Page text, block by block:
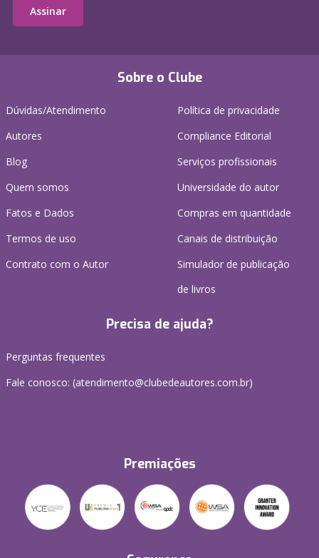
Sobre o Clube
Dúvidas/Atendimento
Autores
Blog
Quem somos
Fatos e Dados
Termos de uso
Contrato com o Autor
Política de privacidade
Compliance Editorial
Serviços profissionais
Universidade do autor
Compras em quantidade
Canais de distribuição
Simulador de publicação
de livros
Precisa de ajuda?
Perguntas frequentes
Fale conosco: (atendimento@clubedeautores.com.br)
Premiações
Assinar